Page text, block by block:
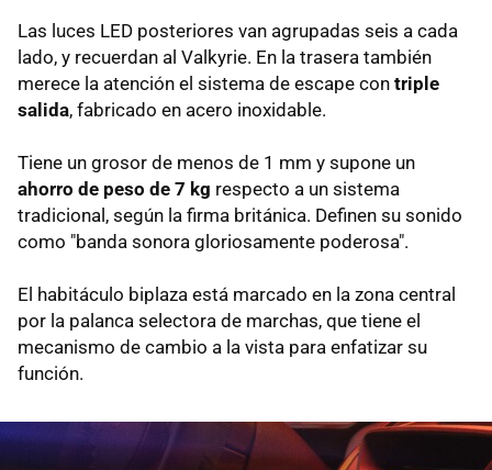
Las luces LED posteriores van agrupadas seis a cada
lado, y recuerdan al Valkyrie. En la trasera también
merece la atención el sistema de escape con triple
salida, fabricado en acero inoxidable.
Tiene un grosor de menos de 1 mm y supone un
ahorro de peso de 7 kg respecto a un sistema
tradicional, según la firma británica. Definen su sonido
como "banda sonora gloriosamente poderosa".
El habitáculo biplaza está marcado en la zona central
por la palanca selectora de marchas, que tiene el
mecanismo de cambio a la vista para enfatizar su
función.